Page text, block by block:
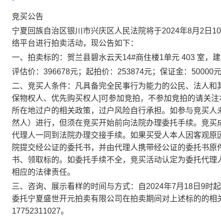
竞买公告
宁夏回族自治区银川市兴庆区人民法院将于2024年8月 2 日 10
络平台进行拍卖活动，现公告如下：
一、 拍卖标的： 贺兰县碧水云天14#商住楼1单元 403 室，
评估价： 396678元；起拍价： 253874元；保证金：50000
二、竞买人条件：凡具备完全民事行为能力的公民、法人
保物权人、优先购买权人]可参加竞拍，不参加竞拍的请关
所在地过户的相关政策，过户风险自行承担。如参与竞买
然人）进行，但须在竞买开始前向法院办理委托手续。竞
代理人一同到法院办理交接手续。如果买受人本人因客观
院提交经公证的委托书，并由代理人携带经公证的委托书
书、领取标的。如委托手续不全，竞买活动认定为委托代
相应的法律责任。
三、咨询、展示看样的时间与方式：自2024年7月18 日 9时
委托宁夏盛世开元拍卖有限公司在拍卖期间对上述标的的
17752311027。